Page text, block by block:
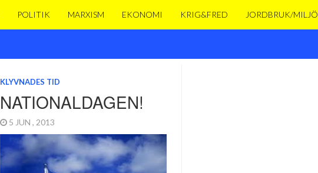
POLITIK MARXISM EKONOMI KRIG&FRED JORDBRUK/MILJÖ
KLYVNADES TID
NATIONALDAGEN!
5 JUN , 2013